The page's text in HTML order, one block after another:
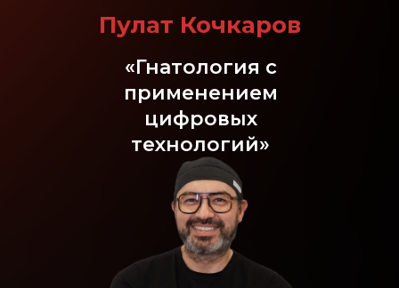
«Гнатология с
применением
цифровых
технологий»
Пулат Кочкаров